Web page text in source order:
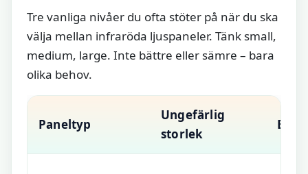
Tre vanliga nivåer du ofta stöter på när du ska
välja mellan infraröda ljuspaneler. Tänk small,
medium, large. Inte bättre eller sämre – bara
olika behov.
Paneltyp
Ungefärlig
storlek